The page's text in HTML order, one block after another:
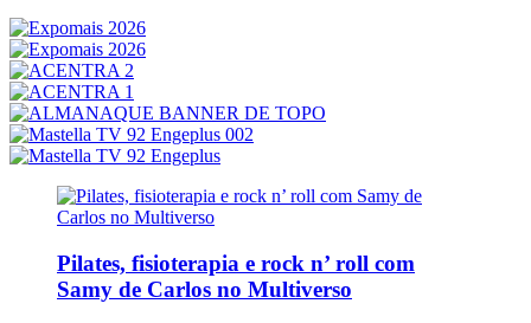
Pilates, fisioterapia e rock n’ roll com
Samy de Carlos no Multiverso